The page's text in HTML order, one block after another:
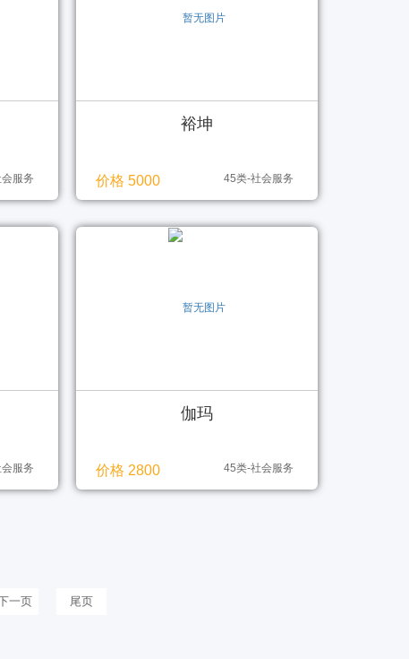
服务
裕坤
价格 5000 45类-社会服务
服务
伽玛
价格 2800 45类-社会服务
一页 尾页